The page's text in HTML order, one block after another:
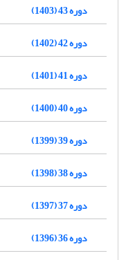
دوره 43 (1403)
دوره 42 (1402)
دوره 41 (1401)
دوره 40 (1400)
دوره 39 (1399)
دوره 38 (1398)
دوره 37 (1397)
دوره 36 (1396)